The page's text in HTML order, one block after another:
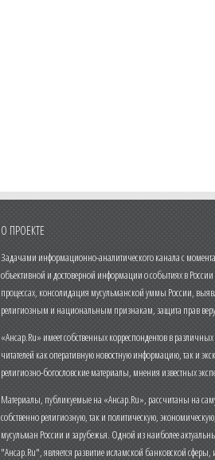
О ПРОЕКТЕ
Задачами информационно-аналитического канала с момента
объективной и достоверной информации о событиях в
процессах, консолидация мусульманской уммы России,
религиозным и национальным признакам, защита прав
«Ансар.Ru» имеет собственных корреспондентов в
читателей как оперативную новостную информацию, так и
религиозно-богословские материалы, мнения известных
Материалы, публикуемые на «Ансар.Ru», рассчитаны на
собственно религиозную, так и политическую,
мусульман России и зарубежья. Одной из наиболее
"Ансар.Ru", является развитие исламской банковской